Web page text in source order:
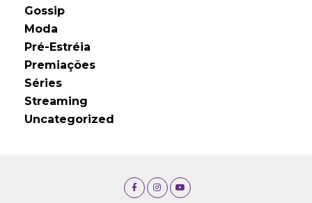
Gossip
Moda
Pré-Estréia
Premiações
Séries
Streaming
Uncategorized